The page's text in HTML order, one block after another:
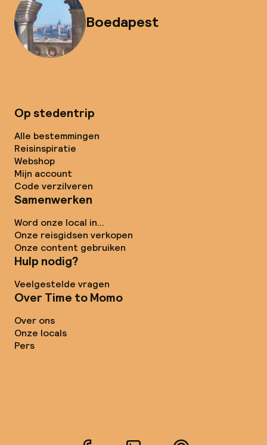
Boedapest
Op stedentrip
Alle bestemmingen
Reisinspiratie
Webshop
Mijn account
Code verzilveren
Samenwerken
Word onze local in...
Onze reisgidsen verkopen
Onze content gebruiken
Hulp nodig?
Veelgestelde vragen
Over Time to Momo
Over ons
Onze locals
Pers